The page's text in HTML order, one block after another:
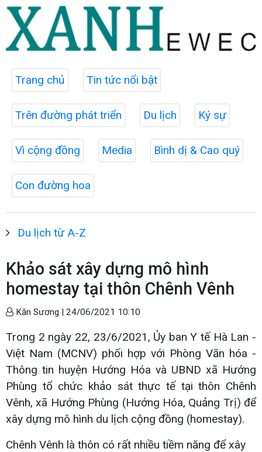
Trang chủ Tin tức nổi bật
Trên đường phát triển Du lịch Ký sự
Vì cộng đồng Media Bình dị & Cao quý
Con đường hoa
Du lịch từ A-Z
Khảo sát xây dựng mô hình
homestay tại thôn Chênh Vênh
Kăn Sương | 24/06/2021 10:10
Trong 2 ngày 22, 23/6/2021, Ủy ban Y tế Hà Lan -
Việt Nam (MCNV) phối hợp với Phòng Văn hóa -
Thông tin huyện Hướng Hóa và UBND xã Hướng
Phùng tổ chức khảo sát thực tế tại thôn Chênh
Vênh, xã Hướng Phùng (Hướng Hóa, Quảng Trị) để
xây dựng mô hình du lịch cộng đồng (homestay).
Chênh Vênh là thôn có rất nhiều tiềm năng để xây